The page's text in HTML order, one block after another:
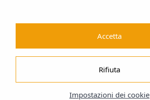
Impostazioni dei cookie
Rifiuta
Accetta